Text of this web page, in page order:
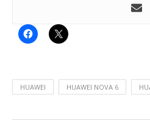
HUAWEI HUAWEI NOVA 6